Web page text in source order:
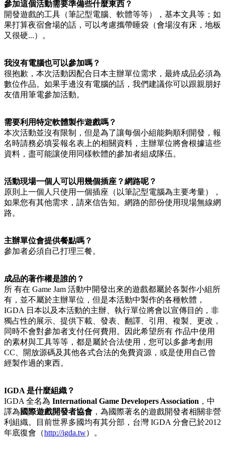
參加這個活動需要準備些什麼東西？
開發遊戲的工具（筆記型電腦、軟體等等），基本文具等；如
果打算夜宿會場的話，可以考慮攜帶睡袋（會場沒有床，地板
又很硬...）。
我沒有電腦也可以參加嗎？
很抱歉，本次活動因配合日本主辦單位需求，最終成品必須為
數位作品。如果手邊沒有電腦的話，我們建議你可以跟親朋好
友借用筆電參加活動。
需要利用特定軟體製作遊戲嗎？
本次活動並沒有限制，但是為了讓每個小組能夠順利開發，報
名時請務必填妥報名表上的相關資料，主辦單位將會根據這些
資料，盡可能讓使用同樣軟體的參加者組成隊伍。
活動現場一個人可以用幾個插座？網路呢？
原則上一個人只使用一個插座（以筆記型電腦為主要考量），
如果您有其他需求，請來信告知。網路的部份使用現場無線網
路。
主辦單位會提供餐點嗎？
參加者必須自己打理三餐。
成品的著作權是誰的？
所 有在 Game Jam 活動中開發出來的遊戲都屬於各製作小組所
有，並不屬於主辦單位，但是本活動中製作的各種軟體，
IGDA 日本以及本活動的主辦、執行單位將會以宣傳目的，非
獨占性的展示、提供下載、發表、翻譯、引用、複製、更改，
同時不會對參加者支付任何費用。因此希望所有 作品中使用
的素材與工具等等，都是屬於合法使用，您可以多參考創用
CC、開放源碼及其他各式合法的免費資源，或是使用自己曾
經製作過的東西。
IGDA 是什麼組織？
IGDA 全名為 International Game Developers Association ，中
譯為 國際遊戲開發者協會 ，為國際著名的遊戲開發者相關非營
利組織。目前世界多國均有其分部，台灣 IGDA 分會已於2012
年底復會（http://igda.tw）。